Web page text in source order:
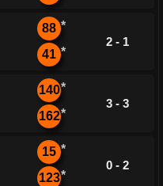
88 *
41 *
2 - 1
140*
162*
3 - 3
15 *
123*
0 - 2